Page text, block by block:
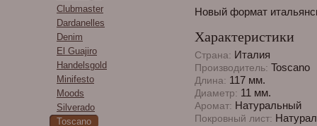
Clubmaster
Dardanelles
Denim
El Guajiro
Handelsgold
Minifesto
Moods
Silverado
Toscano
Новый формат
Характеристики
Страна: Италия
Производитель: Toscano
Длина: 117 мм.
Диаметр: 11 мм.
Аромат: Натуральный
Покровный лист: